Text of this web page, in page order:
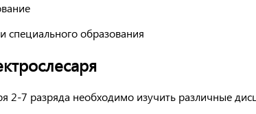
специального образования
2-7 разряда необходимо изучить различные